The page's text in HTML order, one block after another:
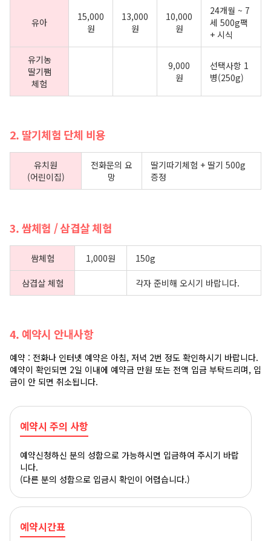
유아
15,000
원
13,000
원
10,000
원
24개월 ~ 7
세 500g팩
+ 시식
유기농
딸기쨈
체험
9,000
원
선택사항 1
병(250g)
2. 딸기체험 단체 비용
유치원
(어린이집)
전화문의 요
망
딸기따기체험 + 딸기 500g
증정
3. 쌈체험 / 삼겹살 체험
쌈체험 1,000원 150g
삼겹살 체험 각자 준비해 오시기 바랍니다.
4. 예약시 안내사항
예약 : 전화나 인터넷 예약은 아침, 저녁 2번 정도 확인하시기 바랍니다.
예약이 확인되면 2일 이내에 예약금 만원 또는 전액 입금 부탁드리며, 입
금이 안 되면 취소됩니다.
예약시 주의 사항
예약신청하신 분의 성함으로 가능하시면 입금하여 주시기 바랍
니다.
(다른 분의 성함으로 입금시 확인이 어렵습니다.)
예약시간표